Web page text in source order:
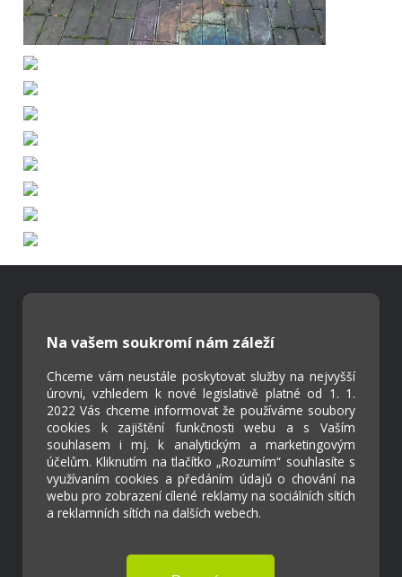
Na vašem soukromí nám záleží
Chceme vám neustále poskytovat služby na nejvyšší
úrovni, vzhledem k nové legislativě platné od 1. 1.
2022 Vás chceme informovat že používáme soubory
cookies k zajištění funkčnosti webu a s Vaším
souhlasem i mj. k analytickým a marketingovým
účelům. Kliknutím na tlačítko „Rozumím“ souhlasíte s
využívaním cookies a předáním údajů o chování na
webu pro zobrazení cílené reklamy na sociálních sítích
a reklamních sítích na dalších webech.
Strava.cz
Kontakty
Projekty
Virtuální prohlídka
Cookies